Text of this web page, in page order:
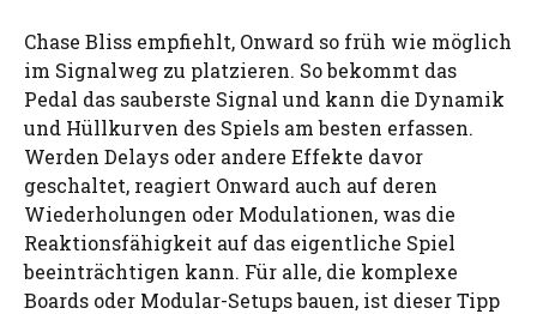
Chase Bliss empfiehlt, Onward so früh wie möglich
im Signalweg zu platzieren. So bekommt das
Pedal das sauberste Signal und kann die Dynamik
und Hüllkurven des Spiels am besten erfassen.
Werden Delays oder andere Effekte davor
geschaltet, reagiert Onward auch auf deren
Wiederholungen oder Modulationen, was die
Reaktionsfähigkeit auf das eigentliche Spiel
beeinträchtigen kann. Für alle, die komplexe
Boards oder Modular-Setups bauen, ist dieser Tipp